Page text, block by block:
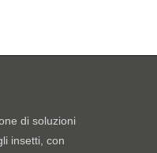
di soluzioni
insetti, con